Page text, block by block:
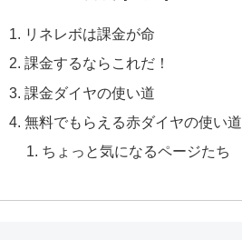
リネレボは課金が命
課金するならこれだ！
課金ダイヤの使い道
無料でもらえる赤ダイヤの使い道
ちょっと気になるページたち